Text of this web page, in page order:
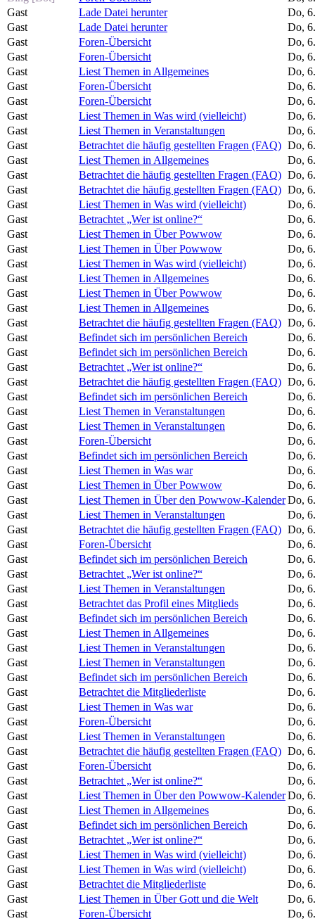
Gast
Lade Datei herunter
Do,
Gast
Lade Datei herunter
Do,
Gast
Foren-Übersicht
Do,
Gast
Foren-Übersicht
Do,
Gast
Liest Themen in Allgemeines
Do,
Gast
Foren-Übersicht
Do,
Gast
Foren-Übersicht
Do,
Gast
Liest Themen in Was wird (vielleicht)
Do,
Gast
Liest Themen in Veranstaltungen
Do,
Gast
Betrachtet die häufig gestellten Fragen (FAQ) Do,
Gast
Liest Themen in Allgemeines
Do,
Gast
Betrachtet die häufig gestellten Fragen (FAQ) Do,
Gast
Betrachtet die häufig gestellten Fragen (FAQ) Do,
Gast
Liest Themen in Was wird (vielleicht)
Do,
Gast
Betrachtet „Wer ist online?“
Do,
Gast
Liest Themen in Über Powwow
Do,
Gast
Liest Themen in Über Powwow
Do,
Gast
Liest Themen in Was wird (vielleicht)
Do,
Gast
Liest Themen in Allgemeines
Do,
Gast
Liest Themen in Über Powwow
Do,
Gast
Liest Themen in Allgemeines
Do,
Gast
Betrachtet die häufig gestellten Fragen (FAQ) Do,
Gast
Befindet sich im persönlichen Bereich
Do,
Gast
Befindet sich im persönlichen Bereich
Do,
Gast
Betrachtet „Wer ist online?“
Do,
Gast
Betrachtet die häufig gestellten Fragen (FAQ) Do,
Gast
Befindet sich im persönlichen Bereich
Do,
Gast
Liest Themen in Veranstaltungen
Do,
Gast
Liest Themen in Veranstaltungen
Do,
Gast
Foren-Übersicht
Do,
Gast
Befindet sich im persönlichen Bereich
Do,
Gast
Liest Themen in Was war
Do,
Gast
Liest Themen in Über Powwow
Do,
Gast
Liest Themen in Über den Powwow-KalenderDo,
Gast
Liest Themen in Veranstaltungen
Do,
Gast
Betrachtet die häufig gestellten Fragen (FAQ) Do,
Gast
Foren-Übersicht
Do,
Gast
Befindet sich im persönlichen Bereich
Do,
Gast
Betrachtet „Wer ist online?“
Do,
Gast
Liest Themen in Veranstaltungen
Do,
Gast
Betrachtet das Profil eines Mitglieds
Do,
Gast
Befindet sich im persönlichen Bereich
Do,
Gast
Liest Themen in Allgemeines
Do,
Gast
Liest Themen in Veranstaltungen
Do,
Gast
Liest Themen in Veranstaltungen
Do,
Gast
Befindet sich im persönlichen Bereich
Do,
Gast
Betrachtet die Mitgliederliste
Do,
Gast
Liest Themen in Was war
Do,
Gast
Foren-Übersicht
Do,
Gast
Liest Themen in Veranstaltungen
Do,
Gast
Betrachtet die häufig gestellten Fragen (FAQ) Do,
Gast
Foren-Übersicht
Do,
Gast
Betrachtet „Wer ist online?“
Do,
Gast
Liest Themen in Über den Powwow-KalenderDo,
Gast
Liest Themen in Allgemeines
Do,
Gast
Befindet sich im persönlichen Bereich
Do,
Gast
Betrachtet „Wer ist online?“
Do,
Gast
Liest Themen in Was wird (vielleicht)
Do,
Gast
Liest Themen in Was wird (vielleicht)
Do,
Gast
Betrachtet die Mitgliederliste
Do,
Gast
Liest Themen in Über Gott und die Welt
Do,
Gast
Foren-Übersicht
Do,